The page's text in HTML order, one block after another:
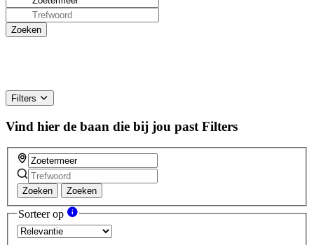
Filters
Vind hier de baan die bij jou past Filters
Zoeken Zoeken
Sorteer op